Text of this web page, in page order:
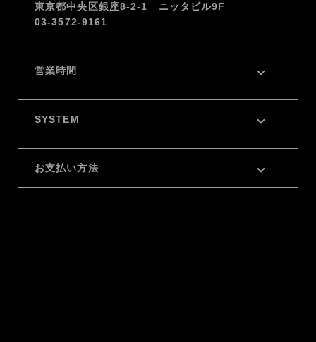
東京都中央区銀座8-2-1 ニッタビル9F
03-3572-9161
営業時間
SYSTEM
お支払い方法